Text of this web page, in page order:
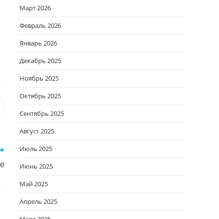
новом
Март 2026
Февраль 2026
Январь 2026
Декабрь 2025
Ноябрь 2025
Октябрь 2025
Сентябрь 2025
Август 2025
Июль 2025
Июнь 2025
Май 2025
Апрель 2025